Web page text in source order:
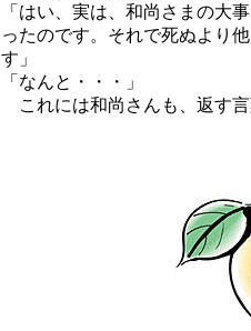
「はい、実は、和尚さまの大
ったのです。それで死ぬより
す」
「なんと・・・」
これには和尚さんも、返す言